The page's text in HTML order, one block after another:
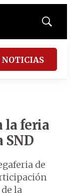
Mostrar
la feria
SND
de
la